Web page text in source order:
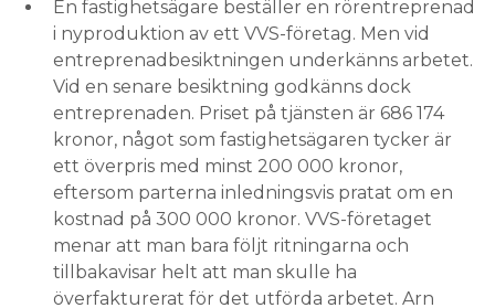
En fastighetsägare beställer en rörentreprenad
i nyproduktion av ett VVS-företag. Men vid
entreprenadbesiktningen underkänns arbetet.
Vid en senare besiktning godkänns dock
entreprenaden. Priset på tjänsten är 686 174
kronor, något som fastighetsägaren tycker är
ett överpris med minst 200 000 kronor,
eftersom parterna inledningsvis pratat om en
kostnad på 300 000 kronor. VVS-företaget
menar att man bara följt ritningarna och
tillbakavisar helt att man skulle ha
överfakturerat för det utförda arbetet. Arn